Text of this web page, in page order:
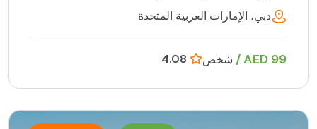
دبي، الإمارات العربية المتحدة
99 AED / شخص